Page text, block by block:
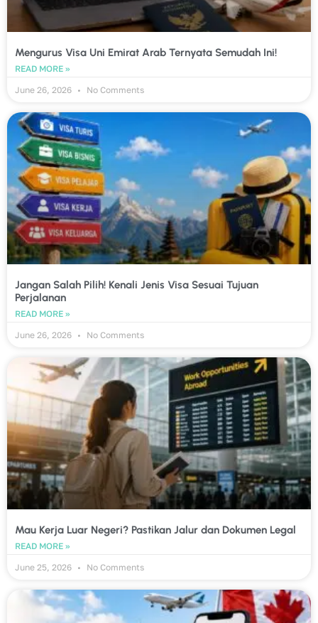
Mengurus Visa Uni Emirat Arab Ternyata Semudah Ini!
READ MORE »
June 26, 2026
No Comments
Jangan Salah Pilih! Kenali Jenis Visa Sesuai Tujuan
Perjalanan
READ MORE »
June 26, 2026
No Comments
Mau Kerja Luar Negeri? Pastikan Jalur dan Dokumen Legal
READ MORE »
June 25, 2026
No Comments